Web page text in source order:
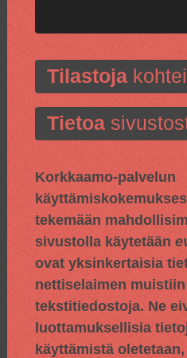
Tilastoja
Tietoa
Korkkaamo-palvelun
tekemään
sivustolla käytetään
ovat yksinkertaisia
nettiselaimen
tekstitiedostoja. Ne
luottamuksellisia
käyttämistä